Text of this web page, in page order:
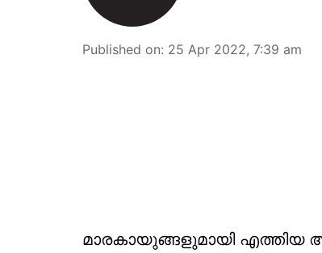
Published on: 25 Apr 2022, 7:39 am
മാരകായുങ്ങളുമായി